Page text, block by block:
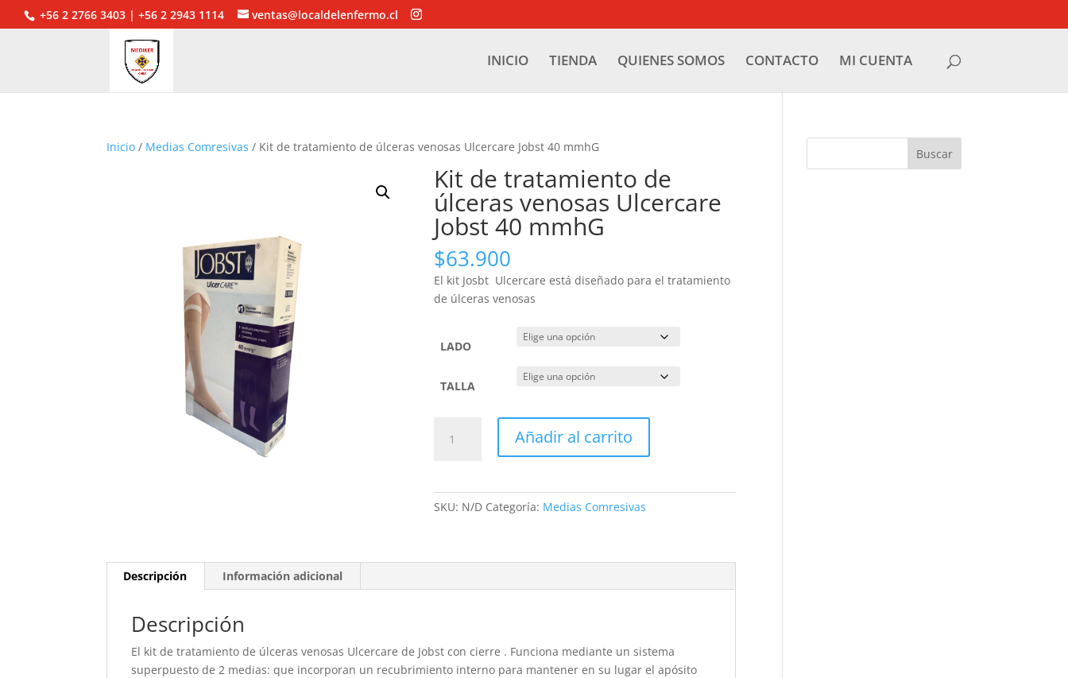
+56 2 2766 3403 | +56 2 2943 1114 ventas@localdelenfermo.cl
INICIO TIENDA QUIENES SOMOS CONTACTO MI CUENTA
Inicio / Medias Comresivas / Kit de tratamiento de úlceras venosas Ulcercare Jobst 40 mmhG
Kit de tratamiento de
úlceras venosas Ulcercare
Jobst 40 mmhG
$63.900
El kit Josbt Ulcercare está diseñado para el tratamiento
de úlceras venosas
LADO
TALLA
mmhG
Añadir al carrito
SKU: N/D Categoría: Medias Comresivas
Descripción Información adicional
Descripción
El kit de tratamiento de úlceras venosas Ulcercare de Jobst con cierre . Funciona mediante un sistema
superpuesto de 2 medias: que incorporan un recubrimiento interno para mantener en su lugar el apósito